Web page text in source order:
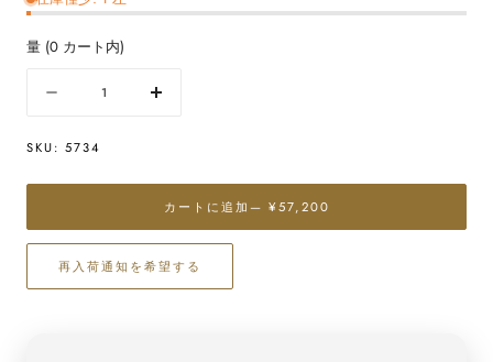
量 (0 カート内)
を
減
す
数
増
や
す
SKU: 5734
カートに追加— ¥57,200
再入荷通知を希望する